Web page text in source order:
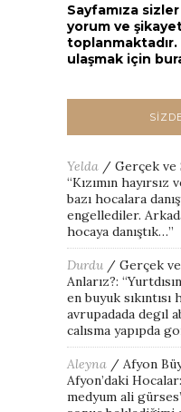
Sayfamıza
yorum ve
toplanmaktadır.
ulaşmak için
Yelda / Gerçek ve
“Kızımın
bazı hocalara
engellediler.
hocaya danıştık…”
Durdu / Gerçek ve
Anlarız?: “
en buyuk
avrupadada degıl
calısma yapıpda
Aleyna / Afyon
Afyon’daki Hocalar
medyum ali